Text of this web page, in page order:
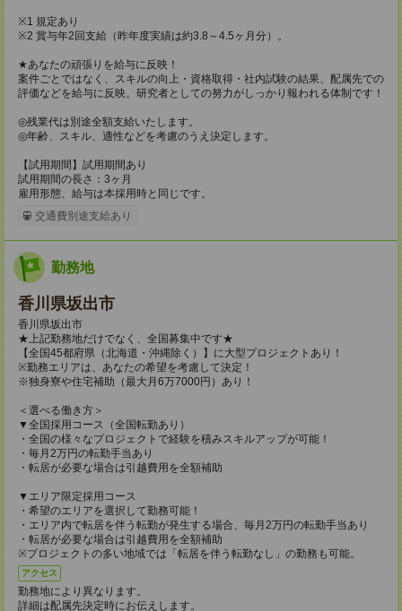
※1 規定あり
※2 賞与年2回支給（昨年度実績は約3.8～4.5ヶ月分）。
★あなたの頑張りを給与に反映！
案件ごとではなく、スキルの向上・資格取得・社内試験の結果、配属先での
評価などを給与に反映。研究者としての努力がしっかり報われる体制です！
◎残業代は別途全額支給いたします。
◎年齢、スキル、適性などを考慮のうえ決定します。
【試用期間】試用期間あり
試用期間の長さ：3ヶ月
雇用形態、給与は本採用時と同じです。
交通費別途支給あり
勤務地
香川県坂出市
香川県坂出市
★上記勤務地だけでなく、全国募集中です★
【全国45都府県（北海道・沖縄除く）】に大型プロジェクトあり！
※勤務エリアは、あなたの希望を考慮して決定！
※独身寮や住宅補助（最大月6万7000円）あり！
＜選べる働き方＞
▼全国採用コース（全国転勤あり）
・全国の様々なプロジェクトで経験を積みスキルアップが可能！
・毎月2万円の転勤手当あり
・転居が必要な場合は引越費用を全額補助
▼エリア限定採用コース
・希望のエリアを選択して勤務可能！
・エリア内で転居を伴う転勤が発生する場合、毎月2万円の転勤手当あり
・転居が必要な場合は引越費用を全額補助
※プロジェクトの多い地域では「転居を伴う転勤なし」の勤務も可能。
アクセス
勤務地により異なります。
詳細は配属先決定時にお伝えします。